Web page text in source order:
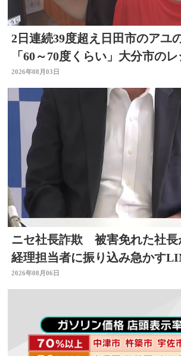
2日連続39度超え日田市のアユ
「60～70度くらい」大分市の
も賑わう 大分
2026年08月03日
ニセ社長詐欺 被害免れた社
経理担当者に振り込み急かす
信感 大分
2026年08月06日